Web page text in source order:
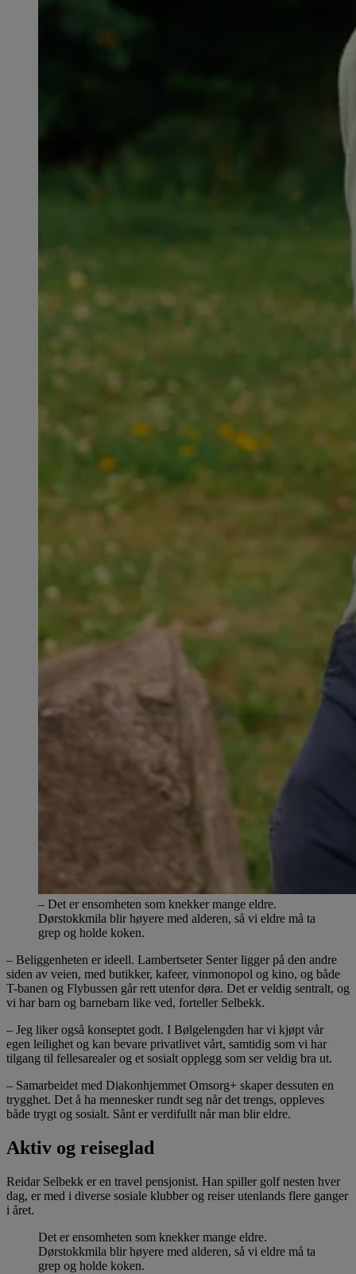
– Det er ensomheten som knekker mange eldre.
Dørstokkmila blir høyere med alderen, så vi eldre må ta
grep og holde koken.
– Beliggenheten er ideell. Lambertseter Senter ligger på den andre
siden av veien, med butikker, kafeer, vinmonopol og kino, og både
T-banen og Flybussen går rett utenfor døra. Det er veldig sentralt, og
vi har barn og barnebarn like ved, forteller Selbekk.
– Jeg liker også konseptet godt. I Bølgelengden har vi kjøpt vår
egen leilighet og kan bevare privatlivet vårt, samtidig som vi har
tilgang til fellesarealer og et sosialt opplegg som ser veldig bra ut.
– Samarbeidet med Diakonhjemmet Omsorg+ skaper dessuten en
trygghet. Det å ha mennesker rundt seg når det trengs, oppleves
både trygt og sosialt. Sånt er verdifullt når man blir eldre.
Aktiv og reiseglad
Reidar Selbekk er en travel pensjonist. Han spiller golf nesten hver
dag, er med i diverse sosiale klubber og reiser utenlands flere ganger
i året.
Det er ensomheten som knekker mange eldre.
Dørstokkmila blir høyere med alderen, så vi eldre må ta
grep og holde koken.